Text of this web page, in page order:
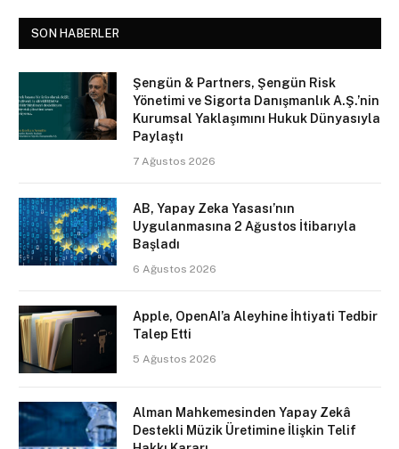
SON HABERLER
Şengün & Partners, Şengün Risk
Yönetimi ve Sigorta Danışmanlık A.Ş.’nin
Kurumsal Yaklaşımını Hukuk Dünyasıyla
Paylaştı
7 Ağustos 2026
AB, Yapay Zeka Yasası’nın
Uygulanmasına 2 Ağustos İtibarıyla
Başladı
6 Ağustos 2026
Apple, OpenAI’a Aleyhine İhtiyati Tedbir
Talep Etti
5 Ağustos 2026
Alman Mahkemesinden Yapay Zekâ
Destekli Müzik Üretimine İlişkin Telif